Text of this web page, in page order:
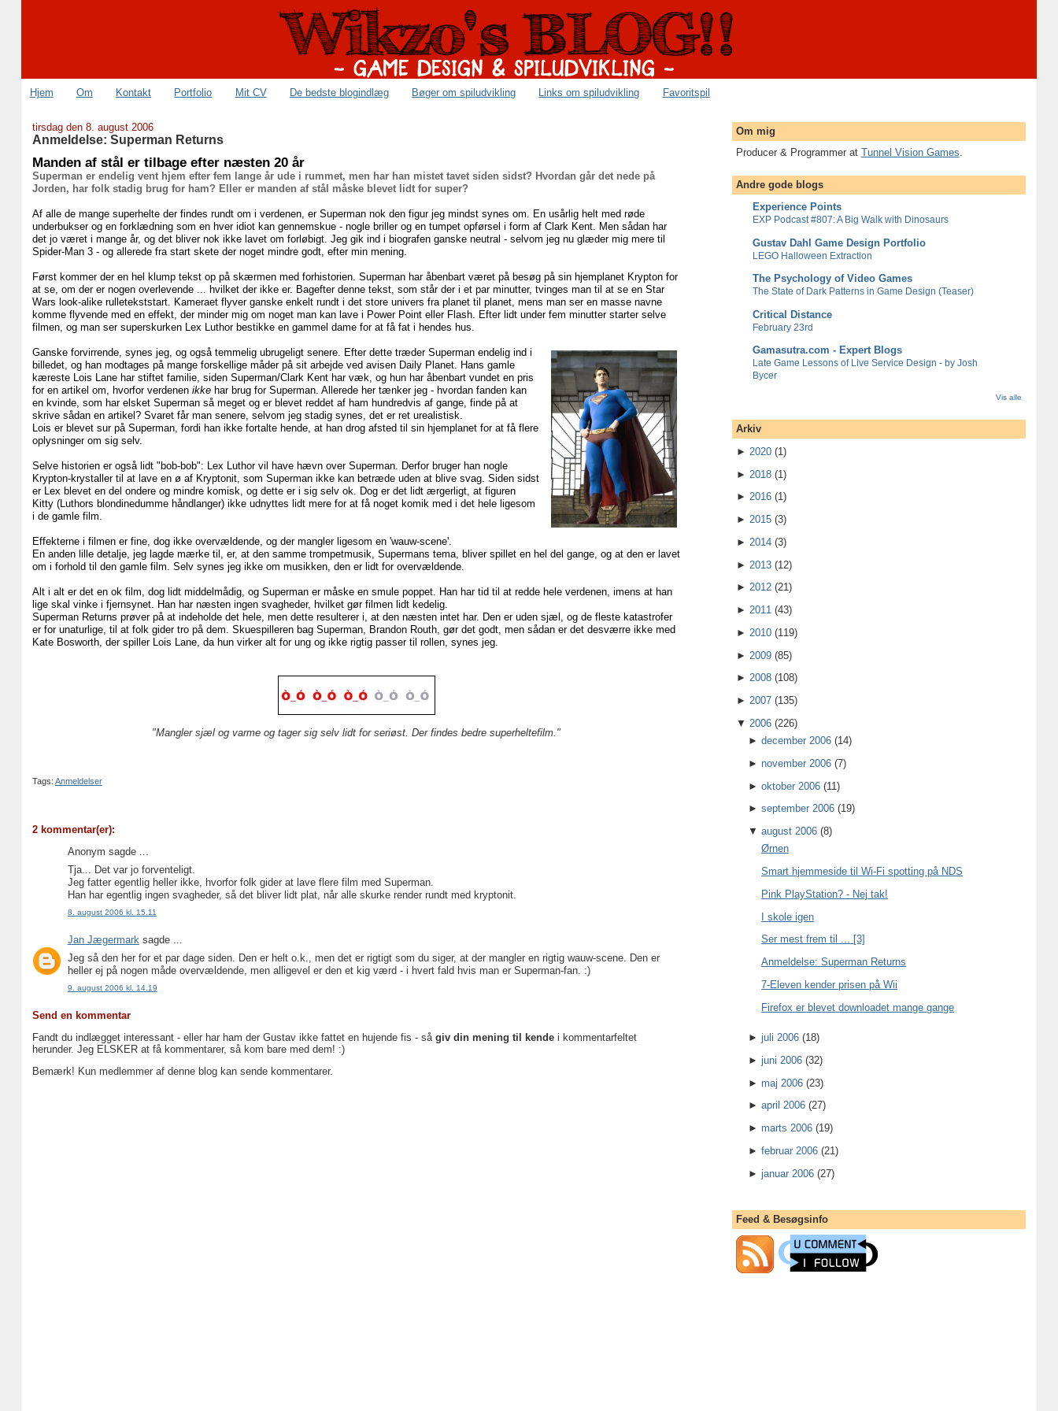
Hjem Om Kontakt Portfolio Mit CV De bedste blogindlæg Bøger om spiludvikling Links om spiludvikling Favoritspil
tirsdag den 8. august 2006
Anmeldelse: Superman Returns
Manden af stål er tilbage efter næsten 20 år
Superman er endelig vent hjem efter fem lange år ude i rummet, men har han mistet tavet siden sidst? Hvordan går det nede på
Jorden, har folk stadig brug for ham? Eller er manden af stål måske blevet lidt for super?
Af alle de mange superhelte der findes rundt om i verdenen, er Superman nok den figur jeg mindst synes om. En usårlig helt med røde
underbukser og en forklædning som en hver idiot kan gennemskue - nogle briller og en tumpet opførsel i form af Clark Kent. Men sådan har
det jo været i mange år, og det bliver nok ikke lavet om forløbigt. Jeg gik ind i biografen ganske neutral - selvom jeg nu glæder mig mere til
Spider-Man 3 - og allerede fra start skete der noget mindre godt, efter min mening.
Først kommer der en hel klump tekst op på skærmen med forhistorien. Superman har åbenbart været på besøg på sin hjemplanet Krypton for
at se, om der er nogen overlevende ... hvilket der ikke er. Bagefter denne tekst, som står der i et par minutter, tvinges man til at se en Star
Wars look-alike rulletekststart. Kameraet flyver ganske enkelt rundt i det store univers fra planet til planet, mens man ser en masse navne
komme flyvende med en effekt, der minder mig om noget man kan lave i Power Point eller Flash. Efter lidt under fem minutter starter selve
filmen, og man ser superskurken Lex Luthor bestikke en gammel dame for at få fat i hendes hus.
Ganske forvirrende, synes jeg, og også temmelig ubrugeligt senere. Efter dette træder Superman endelig ind i
billedet, og han modtages på mange forskellige måder på sit arbejde ved avisen Daily Planet. Hans gamle
kæreste Lois Lane har stiftet familie, siden Superman/Clark Kent har væk, og hun har åbenbart vundet en pris
for en artikel om, hvorfor verdenen ikke har brug for Superman. Allerede her tænker jeg - hvordan fanden kan
en kvinde, som har elsket Superman så meget og er blevet reddet af ham hundredvis af gange, finde på at
skrive sådan en artikel? Svaret får man senere, selvom jeg stadig synes, det er ret urealistisk.
Lois er blevet sur på Superman, fordi han ikke fortalte hende, at han drog afsted til sin hjemplanet for at få flere
oplysninger om sig selv.
Selve historien er også lidt "bob-bob": Lex Luthor vil have hævn over Superman. Derfor bruger han nogle
Krypton-krystaller til at lave en ø af Kryptonit, som Superman ikke kan betræde uden at blive svag. Siden sidst
er Lex blevet en del ondere og mindre komisk, og dette er i sig selv ok. Dog er det lidt ærgerligt, at figuren
Kitty (Luthors blondinedumme håndlanger) ikke udnyttes lidt mere for at få noget komik med i det hele ligesom
i de gamle film.
Effekterne i filmen er fine, dog ikke overvældende, og der mangler ligesom en 'wauw-scene'.
En anden lille detalje, jeg lagde mærke til, er, at den samme trompetmusik, Supermans tema, bliver spillet en hel del gange, og at den er lavet
om i forhold til den gamle film. Selv synes jeg ikke om musikken, den er lidt for overvældende.
Alt i alt er det en ok film, dog lidt middelmådig, og Superman er måske en smule poppet. Han har tid til at redde hele verdenen, imens at han
lige skal vinke i fjernsynet. Han har næsten ingen svagheder, hvilket gør filmen lidt kedelig.
Superman Returns prøver på at indeholde det hele, men dette resulterer i, at den næsten intet har. Den er uden sjæl, og de fleste katastrofer
er for unaturlige, til at folk gider tro på dem. Skuespilleren bag Superman, Brandon Routh, gør det godt, men sådan er det desværre ikke med
Kate Bosworth, der spiller Lois Lane, da hun virker alt for ung og ikke rigtig passer til rollen, synes jeg.
"Mangler sjæl og varme og tager sig selv lidt for seriøst. Der findes bedre superheltefilm."
Tags: Anmeldelser
2 kommentar(er):
Anonym sagde ...
Tja... Det var jo forventeligt.
Jeg fatter egentlig heller ikke, hvorfor folk gider at lave flere film med Superman.
Han har egentlig ingen svagheder, så det bliver lidt plat, når alle skurke render rundt med kryptonit.
8. august 2006 kl. 15.11
Jan Jægermarksagde ...
Jeg så den her for et par dage siden. Den er helt o.k., men det er rigtigt som du siger, at der mangler en rigtig wauw-scene. Den er
heller ej på nogen måde overvældende, men alligevel er den et kig værd - i hvert fald hvis man er Superman-fan. :)
9. august 2006 kl. 14.19
Send en kommentar
Fandt du indlægget interessant - eller har ham der Gustav ikke fattet en hujende fis - så giv din mening til kendei kommentarfeltet
herunder. Jeg ELSKER at få kommentarer, så kom bare med dem! :)
Bemærk! Kun medlemmer af denne blog kan sende kommentarer.
Om mig
Producer & Programmer at Tunnel Vision Games
Andre gode blogs
Experience Points
EXP Podcast #807: A Big Walk with Dinosaurs
Gustav Dahl Game Design Portfolio
LEGO Halloween Extraction
The Psychology of Video Games
The State of Dark Patterns in Game Design (Teaser)
Critical Distance
February 23rd
Gamasutra.com - Expert Blogs
Late Game Lessons of Live Service Design - by Josh
Bycer
Vis alle
Arkiv
► 2020 (1)
► 2018 (1)
► 2016 (1)
► 2015 (3)
► 2014 (3)
► 2013 (12)
► 2012 (21)
► 2011 (43)
► 2010 (119)
► 2009 (85)
► 2008 (108)
► 2007 (135)
▼ 2006 (226)
►december 2006 (14)
►november 2006 (7)
►oktober 2006 (11)
►september 2006 (19)
▼august 2006 (8)
Ørnen
Smart hjemmeside til Wi-Fi spotting på NDS
Pink PlayStation? - Nej tak!
I skole igen
Ser mest frem til ... [3]
Anmeldelse: Superman Returns
7-Eleven kender prisen på Wii
Firefox er blevet downloadet mange gange
►juli 2006 (18)
►juni 2006 (32)
►maj 2006 (23)
►april 2006 (27)
►marts 2006 (19)
►februar 2006 (21)
►januar 2006 (27)
Feed & Besøgsinfo